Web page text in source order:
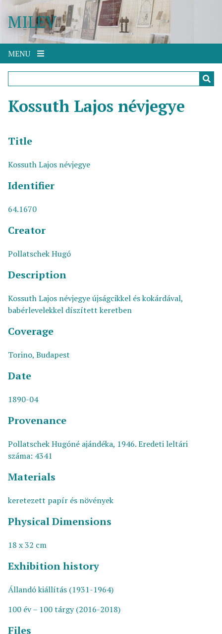
p
o
MILEV
MENU
Kossuth Lajos névjegye
Title
Kossuth Lajos névjegye
Identifier
64.1670
Creator
Pollatschek Hugó
Description
Kossuth Lajos névjegye újságcikkel és kokárdával,
babérlevelekkel díszített keretben
Coverage
Torino, Budapest
Date
1890-04
Provenance
Pollatschek Hugóné ajándéka, 1946. Eredeti leltári
száma: 4341
Materials
keretezett papír és növények
Physical Dimensions
18 x 32 cm
Exhibition history
Állandó kiállítás (1931-1964)
100 év – 100 tárgy (2016-2018)
Files